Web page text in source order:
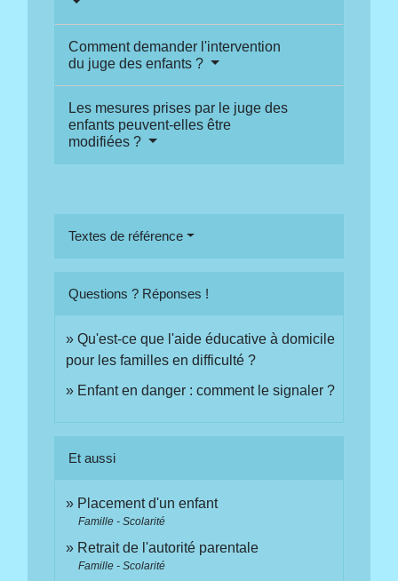
Comment demander l'intervention
du juge des enfants ?
Les mesures prises par le juge des
enfants peuvent-elles être
modifiées ?
Textes de référence
Questions ? Réponses !
Qu'est-ce que l'aide éducative à domicile
pour les familles en difficulté ?
Enfant en danger : comment le signaler ?
Et aussi
Placement d'un enfant
Famille - Scolarité
Retrait de l'autorité parentale
Famille - Scolarité